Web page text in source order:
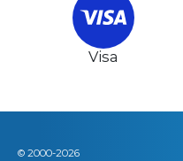
Visa
© 2000-2026